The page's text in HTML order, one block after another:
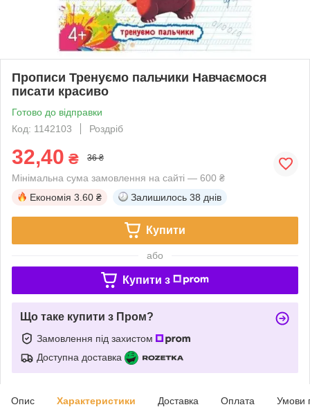
Прописи Тренуємо пальчики Навчаємося
писати красиво
Готово до відправки
Код: 1142103
Роздріб
32,40 ₴ 36 ₴
Мінімальна сума замовлення на сайті — 600 ₴
Економія 3.60 ₴ Залишилось 38 днів
Купити
або
Купити з
Що таке купити з Пром?
Замовлення під захистом
Доступна доставка
Опис Характеристики Доставка Оплата Умови